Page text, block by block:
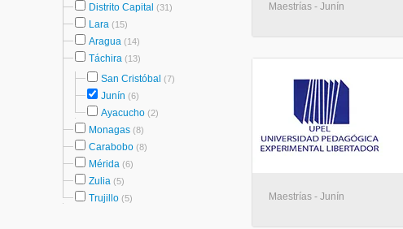
Distrito Capital (31)
Lara (15)
Aragua (14)
Táchira (13)
San Cristóbal (7)
Junín (6)
Ayacucho (2)
Monagas (8)
Carabobo (8)
Mérida (6)
Zulia (5)
Trujillo (5)
Maestrías - Junín
Maestrías - Junín